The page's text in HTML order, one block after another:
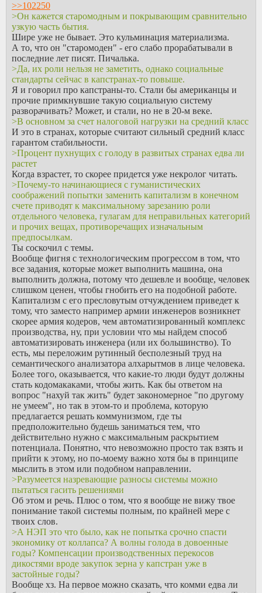
>>102250
>Он кажется старомодным и покрывающим сравнительно
узкую часть бытия.
Шире уже не бывает. Это кульминация материализма.
А то, что он "старомоден" - его слабо прорабатывали в
последние лет писят. Пичалька.
>Да, их роли нельзя не заметить, однако социальные
стандарты сейчас в капстранах-то повыше.
Я и говорил про капстраны-то. Стали бы американцы и
прочие примкнувшие такую социальную систему
разворачивать? Может, и стали, но не в 20-м веке.
>В основном за счет налоговой нагрузки на средний класс
И это в странах, которые считают сильный средний класс
гарантом стабильности.
>Процент пухнущих с голоду в развитых странах едва ли
растет
Когда взрастет, то скорее придется уже некролог читать.
>Почему-то начинающиеся с гуманистических
соображений попытки заменить капитализм в конечном
счете приводят к максимальному зарезанию роли
отдельного человека, гулагам для неправильных категорий
и прочих вещах, противоречащих изначальным
предпосылкам.
Ты соскочил с темы.
Вообще фигня с технологическим прогрессом в том, что
все задания, которые может выполнить машина, она
выполнить должна, потому что дешевле и вообще, человек
слишком ценен, чтобы гнобить его на подобной работе.
Капитализм с его пресловутым отчуждением приведет к
тому, что заместо например армии инженеров возникнет
скорее армия кодеров, чем автоматизированный комплекс
производства, ну, при условии что мы найдем способ
автоматизировать инженера (или их большинство). То
есть, мы переложим рутинный бесполезный труд на
семантического анализатора алхарытмов в лице человека.
Более того, оказывается, что какие-то люди будут должны
стать кодомакаками, чтобы жить. Как бы ответом на
вопрос "нахуй так жить" будет закономерное "по другому
не умеем", но так в этом-то и проблема, которую
предлагается решать коммунизмом, где ты
предположительно будешь заниматься тем, что
действительно нужно с максимальным раскрытием
потенциала. Понятно, что невозможно просто так взять и
прийти к этому, но по-моему важно хотя бы в принципе
мыслить в этом или подобном направлении.
>Разумеется назревающие разносы системы можно
пытаться гасить решениями
Об этом и речь. Плюс о том, что я вообще не вижу твое
понимание такой системы полным, по крайней мере с
твоих слов.
>А НЭП это что было, как не попытка срочно спасти
экономику от коллапса? А волны голода в довоенные
годы? Компенсации производственных перекосов
дикостями вроде закупок зерна у капстран уже в
застойные годы?
Вообще хз. На первое можно сказать, что комми едва ли